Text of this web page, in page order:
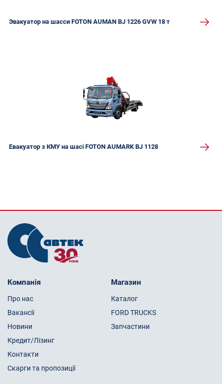
Эвакуатор на шасси FOTON AUMAN BJ 1226 GVW 18 т
Евакуатор з КМУ на шасі FOTON AUMARK BJ 1128
Компанія
Про нас
Вакансії
Новини
Кредит/Лізинг
Контакти
Скарги та пропозиції
Магазин
Каталог
FORD TRUCKS
Запчастини